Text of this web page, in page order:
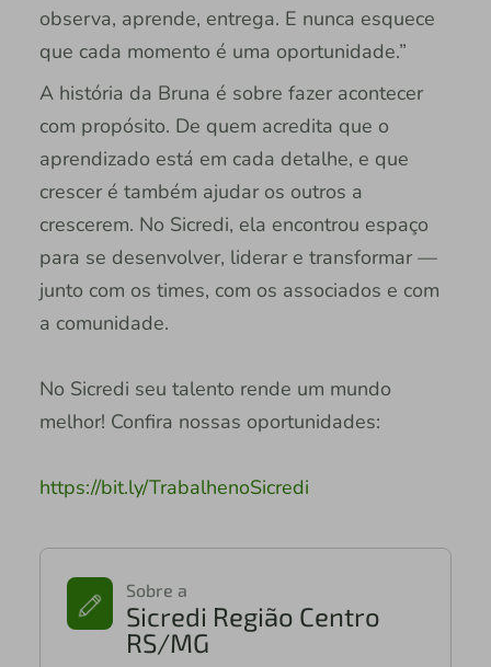
observa, aprende, entrega. E nunca esquece
que cada momento é uma oportunidade.”
A história da Bruna é sobre fazer acontecer
com propósito. De quem acredita que o
aprendizado está em cada detalhe, e que
crescer é também ajudar os outros a
crescerem. No Sicredi, ela encontrou espaço
para se desenvolver, liderar e transformar —
junto com os times, com os associados e com
a comunidade.
No Sicredi seu talento rende um mundo
melhor! Confira nossas oportunidades:
https://bit.ly/TrabalhenoSicredi
Sobre a
Sicredi Região Centro
RS/MG